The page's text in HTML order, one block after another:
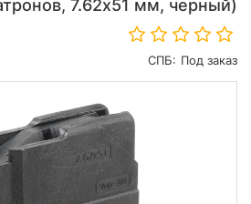
7.62х51 мм, черный)
СПБ: Под заказ